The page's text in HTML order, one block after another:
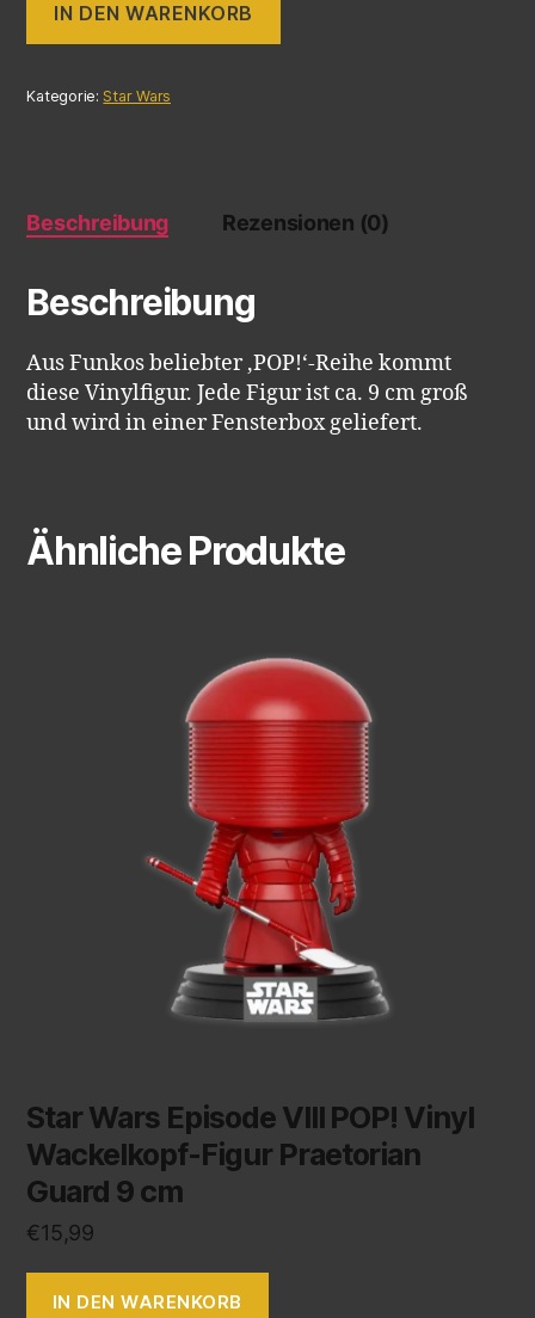
IN DEN WARENKORB
Kategorie: Star Wars
Beschreibung Rezensionen (0)
Beschreibung
Aus Funkos beliebter ‚POP!‘-Reihe kommt
diese Vinylfigur. Jede Figur ist ca. 9 cm groß
und wird in einer Fensterbox geliefert.
Ähnliche Produkte
Star Wars Episode VIII POP! Vinyl
Wackelkopf-Figur Praetorian
Guard 9 cm
€15,99
IN DEN WARENKORB